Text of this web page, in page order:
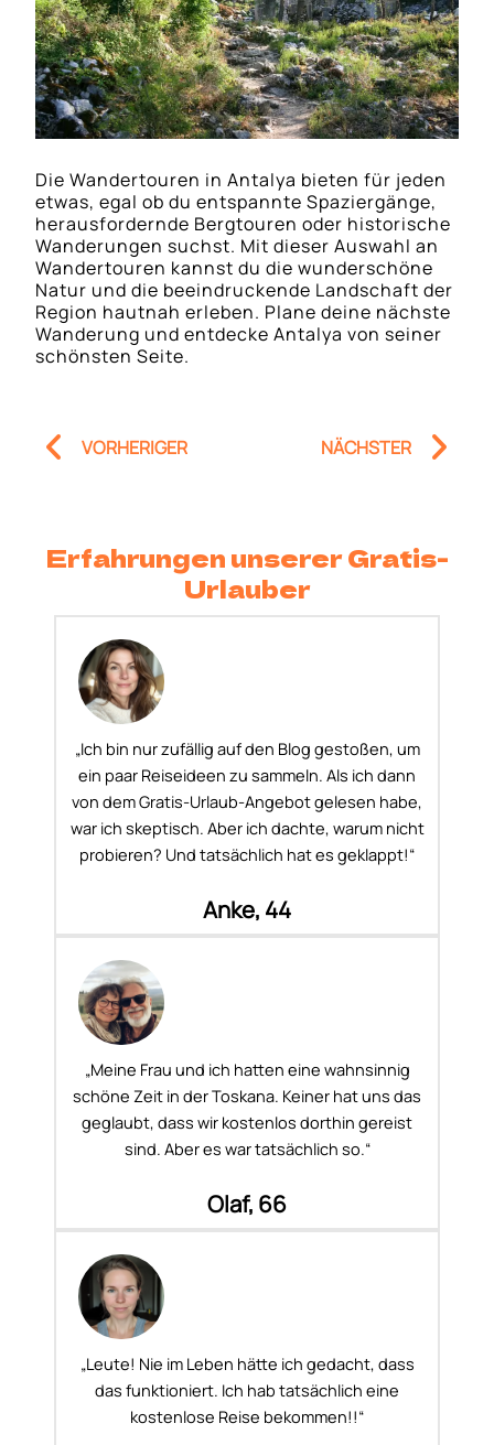
Die Wandertouren in Antalya bieten für jeden
etwas, egal ob du entspannte Spaziergänge,
herausfordernde Bergtouren oder historische
Wanderungen suchst. Mit dieser Auswahl an
Wandertouren kannst du die wunderschöne
Natur und die beeindruckende Landschaft der
Region hautnah erleben. Plane deine nächste
Wanderung und entdecke Antalya von seiner
schönsten Seite.
Prev
VORHERIGER NÄCHSTER
Erfahrungen unserer Gratis-
Urlauber
„Ich bin nur zufällig auf den Blog gestoßen, um
ein paar Reiseideen zu sammeln. Als ich dann
von dem Gratis-Urlaub-Angebot gelesen habe,
war ich skeptisch. Aber ich dachte, warum nicht
probieren? Und tatsächlich hat es geklappt!“
Anke, 44
„Meine Frau und ich hatten eine wahnsinnig
schöne Zeit in der Toskana. Keiner hat uns das
geglaubt, dass wir kostenlos dorthin gereist
sind. Aber es war tatsächlich so.“
Olaf, 66
„Leute! Nie im Leben hätte ich gedacht, dass
das funktioniert. Ich hab tatsächlich eine
kostenlose Reise bekommen!!“